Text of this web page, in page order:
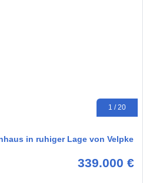
1 / 20
in ruhiger Lage von Velpke
339.000 €